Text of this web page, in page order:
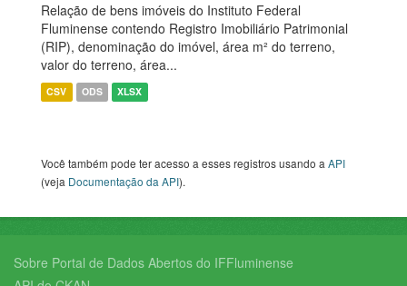
Relação de bens imóveis do Instituto Federal
Fluminense contendo Registro Imobiliário Patrimonial
(RIP), denominação do imóvel, área m² do terreno,
valor do terreno, área...
CSV ODS XLSX
Você também pode ter acesso a esses registros usando aAPI
(veja Documentação da API).
Sobre Portal de Dados Abertos do IFFluminense